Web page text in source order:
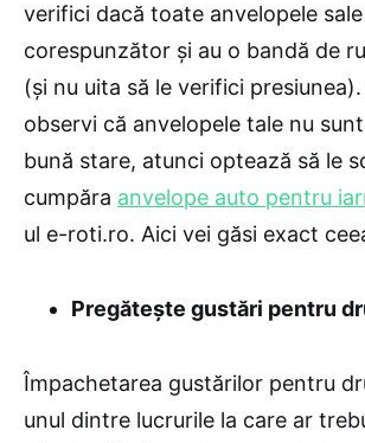
verifici dacă toate anvelopele
corespunzător și au o bandă de
(și nu uita să le verifici
observi că anvelopele tale nu
bună stare, atunci optează să le
cumpăra anvelope auto pentru
ul e-roti.ro. Aici vei găsi exact
Pregătește gustări pentru
Împachetarea gustărilor pentru
unul dintre lucrurile la care ar